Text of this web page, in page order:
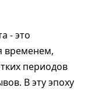
- это
временем,
периодов
В эту эпоху